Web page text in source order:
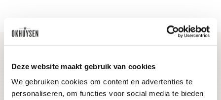
Deze website maakt gebruik van cookies
We gebruiken cookies om content en advertenties te
personaliseren, om functies voor social media te bieden
Blijf op de hoogte
Ontvang het laatste wijnnieuws, proeverijen en
evenementen